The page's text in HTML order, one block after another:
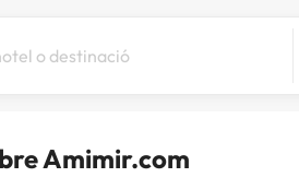
Amimir.com